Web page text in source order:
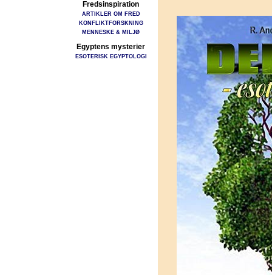
Fredsinspiration
ARTIKLER OM FRED
KONFLIKTFORSKNING
MENNESKE & MILJØ
Egyptens mysterier
ESOTERISK EGYPTOLOGI